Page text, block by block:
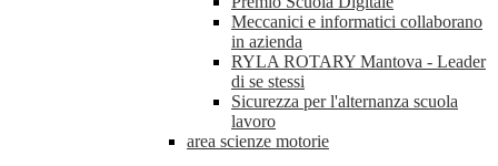
Meccanici e informatici collaborano
in azienda
RYLA ROTARY Mantova - Leader
di se stessi
Sicurezza per l'alternanza scuola
lavoro
area scienze motorie